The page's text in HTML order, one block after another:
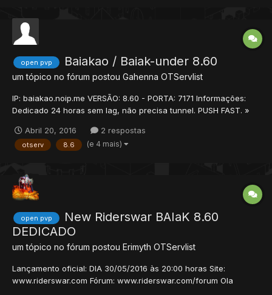
open pvp Baiakao / Baiak-under 8.60
um tópico no fórum postou Gahenna OTServlist
IP: baiakao.noip.me VERSÃO: 8.60 - PORTA: 7171 Informações:
Dedicado 24 horas sem lag, não precisa tunnel. PUSH FAST. »
Atk Moderado! » 24 Horas Online » WAR SYSTEM COM ESCUDO
» Cast System » Dodge System » Eventos Diarios »...
Abril 20, 2016 2 respostas
otserv 8.6 (e 4 mais)
open pvp
New Riderswar BAIaK 8.60
DEDICADO
um tópico no fórum postou Erimyth OTServlist
Lançamento oficial: DIA 30/05/2016 às 20:00 horas Site:
www.riderswar.com Fórum: www.riderswar.com/forum Ola